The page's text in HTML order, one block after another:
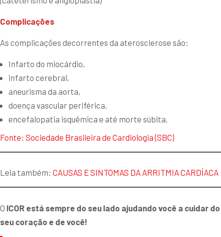
Complicações
As complicações decorrentes da aterosclerose são:
Infarto do miocárdio,
infarto cerebral,
aneurisma da aorta,
doença vascular periférica,
encefalopatia isquêmica e até morte súbita.
Fonte: Sociedade Brasileira de Cardiologia (SBC)
Leia também: CAUSAS E SINTOMAS DA ARRITMIA CARDÍACA
O ICOR está sempre do seu lado ajudando você a cuidar do
seu coração e de você!